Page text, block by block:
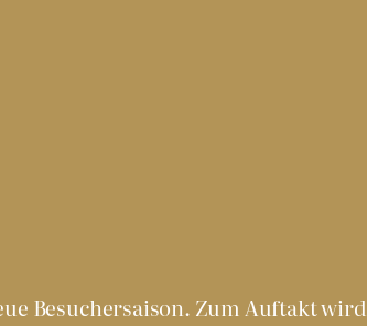
Besuchersaison. Zum Auftakt